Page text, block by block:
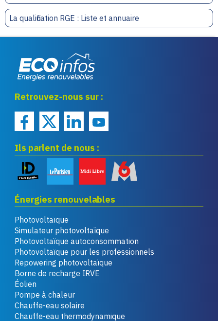
La qualification RGE : Liste et annuaire
renouvelables
Retrouvez-nous sur :
Ils parlent de nous :
Énergies renouvelables
Photovoltaïque
Simulateur photovoltaïque
Photovoltaïque autoconsommation
Photovoltaïque pour les professionnels
Repowering photovoltaïque
Borne de recharge IRVE
Éolien
Pompe à chaleur
Chauffe-eau solaire
Chauffe-eau thermodynamique